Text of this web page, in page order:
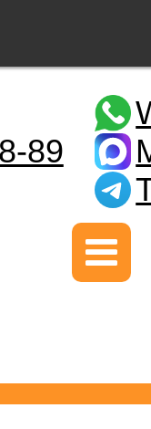
89